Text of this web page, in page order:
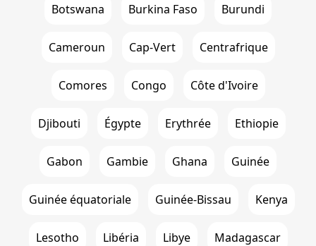
Botswana Burkina Faso Burundi
Cameroun Cap-Vert Centrafrique
Comores Congo Côte d'Ivoire
Djibouti Égypte Erythrée Ethiopie
Gabon Gambie Ghana Guinée
Guinée équatoriale Guinée-Bissau Kenya
Lesotho Libéria Libye Madagascar